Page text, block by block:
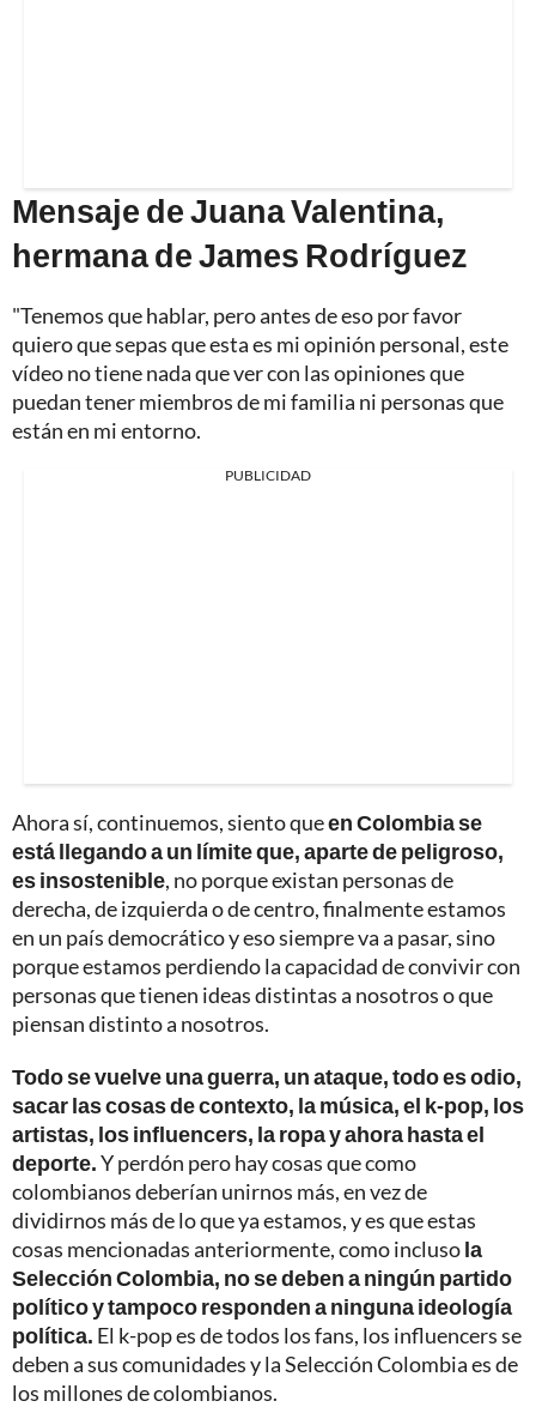
Mensaje de Juana Valentina,
hermana de James Rodríguez
"Tenemos que hablar, pero antes de eso por favor
quiero que sepas que esta es mi opinión personal, este
vídeo no tiene nada que ver con las opiniones que
puedan tener miembros de mi familia ni personas que
están en mi entorno.
PUBLICIDAD
Ahora sí, continuemos, siento queen Colombia se
está llegando a un límite que, aparte de peligroso,
es insostenible, no porque existan personas de
derecha, de izquierda o de centro, finalmente estamos
en un país democrático y eso siempre va a pasar, sino
porque estamos perdiendo la capacidad de convivir con
personas que tienen ideas distintas a nosotros o que
piensan distinto a nosotros.
Todo se vuelve una guerra, un ataque, todo es odio,
sacar las cosas de contexto, la música, el k-pop, los
artistas, los influencers, la ropa y ahora hasta el
deporte.Y perdón pero hay cosas que como
colombianos deberían unirnos más, en vez de
dividirnos más de lo que ya estamos, y es que estas
cosas mencionadas anteriormente, como inclusola
Selección Colombia, no se deben a ningún partido
político y tampoco responden a ninguna ideología
política. El k-pop es de todos los fans, los influencers se
deben a sus comunidades y la Selección Colombia es de
los millones de colombianos.